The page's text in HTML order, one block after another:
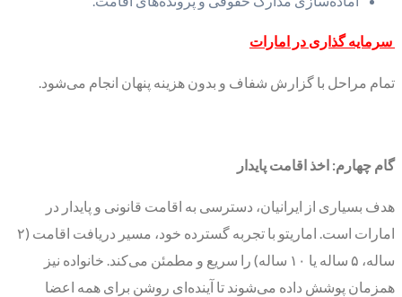
سرمایه گذاری در امارات
تمام مراحل با گزارش شفاف و بدون هزینه پنهان انجام می‌شود.
گام چهارم: اخذ اقامت پایدار
هدف بسیاری از ایرانیان، دسترسی به اقامت قانونی و پایدار در
امارات است. اماریتو با تجربه گسترده خود، مسیر دریافت اقامت (۲
ساله، ۵ ساله یا ۱۰ ساله) را سریع و مطمئن می‌کند. خانواده نیز
همزمان پوشش داده می‌شوند تا آینده‌ای روشن برای همه اعضا